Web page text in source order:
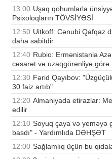
13:00 Uşaq qohumlarla
Psixoloqların TÖVSİYƏSİ
12:50 Uitkoff: Cənubi Qafqaz
daha sabitdir
12:40 Rubio: Ermənistanla
cəsarət və uzaqgörənliyə görə
12:30 Fərid Qayıbov:
30 faiz artıb"
12:20 Almaniyada etirazlar:
edilir
12:10 Soyuq çaya və yeməyə
basdı" - Yardımlıda DƏHŞƏT
12:00 Sağlamlıq üçün bu